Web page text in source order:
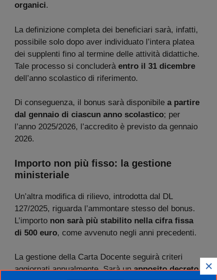
organici.
La definizione completa dei beneficiari sarà, infatti,
possibile solo dopo aver individuato l’intera platea
dei supplenti fino al termine delle attività didattiche.
Tale processo si concluderà entro il 31 dicembre
dell’anno scolastico di riferimento.
Di conseguenza, il bonus sarà disponibile a partire
dal gennaio di ciascun anno scolastico; per
l’anno 2025/2026, l’accredito è previsto da gennaio
2026.
Importo non più fisso: la gestione
ministeriale
Un’altra modifica di rilievo, introdotta dal DL
127/2025, riguarda l’ammontare stesso del bonus.
L’importo non sarà più stabilito nella cifra fissa
di 500 euro, come avvenuto negli anni precedenti.
La gestione della Carta Docente seguirà criteri
aggiornati annualmente. Sarà unapposito decreto
×